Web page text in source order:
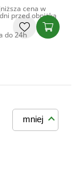
cena w
przed obniżką
do 24h
mniej